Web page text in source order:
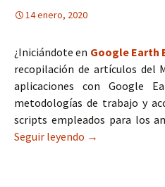
14 enero, 2020
¿Iniciándote en Google Earth
recopilación de artículos del
aplicaciones con Google
metodologías de trabajo y
scripts empleados para los
Seguir leyendo Libro
→